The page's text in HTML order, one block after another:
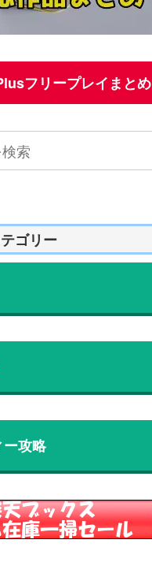
フリープレイまとめ
ゴリー
ー攻略